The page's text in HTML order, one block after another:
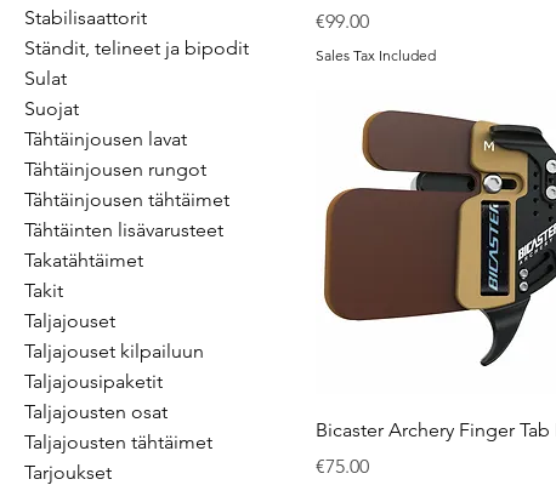
Stabilisaattorit
Ständit, telineet ja bipodit
Sulat
Suojat
Tähtäinjousen lavat
Tähtäinjousen rungot
Tähtäinjousen tähtäimet
Tähtäinten lisävarusteet
Takatähtäimet
Takit
Taljajouset
Taljajouset kilpailuun
Taljajousipaketit
Taljajousten osat
Taljajousten tähtäimet
Tarjoukset
Price
€99.00
Sales Tax Included
Bicaster Archery Finger Tab
Price
€75.00